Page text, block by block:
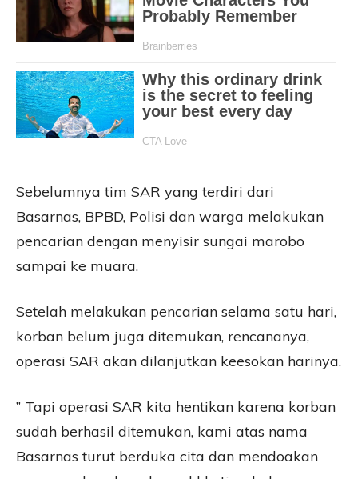
Sebelumnya tim SAR yang terdiri dari
Basarnas, BPBD, Polisi dan warga melakukan
pencarian dengan menyisir sungai marobo
sampai ke muara.
Setelah melakukan pencarian selama satu hari,
korban belum juga ditemukan, rencananya,
operasi SAR akan dilanjutkan keesokan harinya.
” Tapi operasi SAR kita hentikan karena korban
sudah berhasil ditemukan, kami atas nama
Basarnas turut berduka cita dan mendoakan